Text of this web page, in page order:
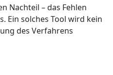
Nachteil – das Fehlen
Ein solches Tool wird kein
des Verfahrens